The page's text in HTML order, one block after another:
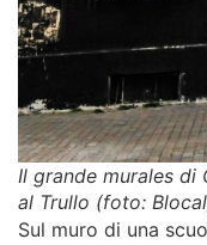
Il grande murales di
al Trullo (foto:
Sul muro di una